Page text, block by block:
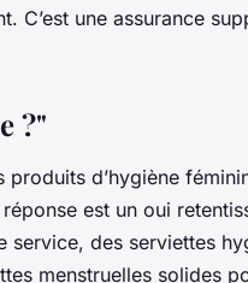
C’est une assurance
?"
d’hygiène
est un oui
service, des serviettes
menstruelles solides